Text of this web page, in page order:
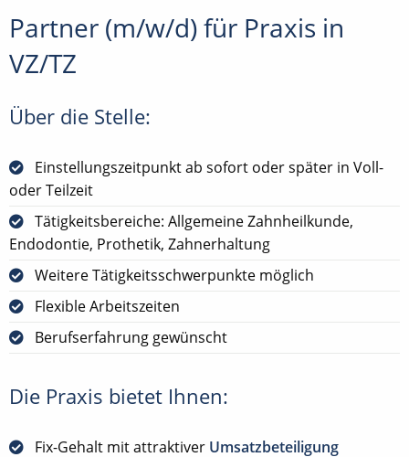
Partner (m/w/d) für Praxis in
VZ/TZ
Über die Stelle:
Einstellungszeitpunkt ab sofort oder später in Voll-
oder Teilzeit
Tätigkeitsbereiche: Allgemeine Zahnheilkunde,
Endodontie, Prothetik, Zahnerhaltung
Weitere Tätigkeitsschwerpunkte möglich
Flexible Arbeitszeiten
Berufserfahrung gewünscht
Die Praxis bietet Ihnen:
Fix-Gehalt mit attraktiver Umsatzbeteiligung